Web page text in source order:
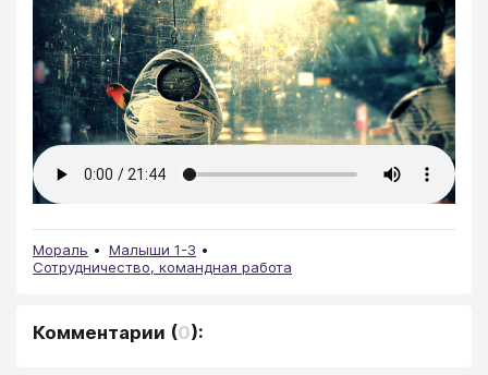
Мораль
Малыши 1-3
Сотрудничество, командная работа
Комментарии (0):